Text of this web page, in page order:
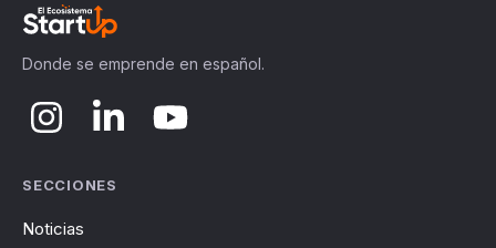
Donde se emprende en español.
SECCIONES
Noticias